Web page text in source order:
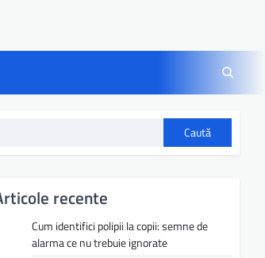
Caută
recente
Cum identifici polipii la copii: semne de
alarma ce nu trebuie ignorate